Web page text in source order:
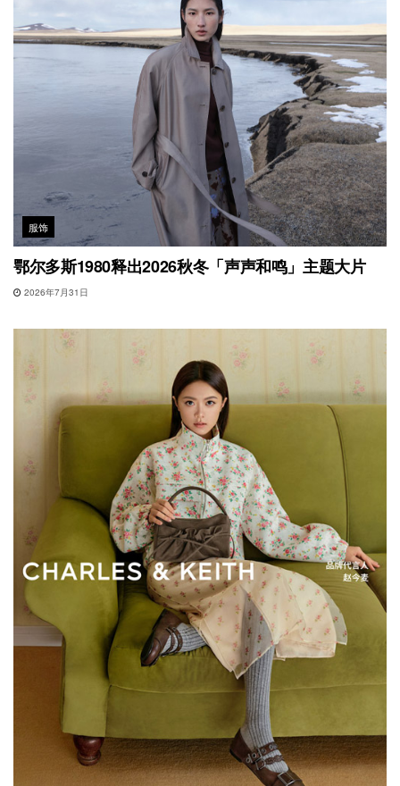
服饰
鄂尔多斯1980释出2026秋冬「声声和鸣」主题大片
2026年7月31日